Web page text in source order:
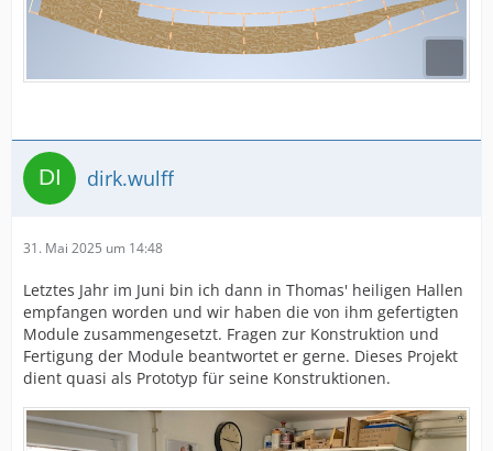
dirk.wulff
31. Mai 2025 um 14:48
Letztes Jahr im Juni bin ich dann in Thomas' heiligen Hallen
empfangen worden und wir haben die von ihm gefertigten
Module zusammengesetzt. Fragen zur Konstruktion und
Fertigung der Module beantwortet er gerne. Dieses Projekt
dient quasi als Prototyp für seine Konstruktionen.